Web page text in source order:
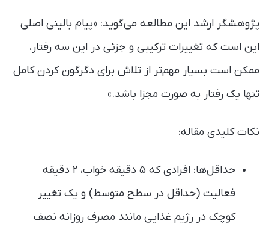
پژوهشگر ارشد این مطالعه می‌گوید: «پیام بالینی اصلی
این است که تغییرات ترکیبی و جزئی در این سه رفتار،
ممکن است بسیار مهم‌تر از تلاش برای دگرگون کردن کامل
تنها یک رفتار به صورت مجزا باشد.»
نکات کلیدی مقاله:
حداقل‌ها: افرادی که ۵ دقیقه خواب، ۲ دقیقه
فعالیت (حداقل در سطح متوسط) و یک تغییر
کوچک در رژیم غذایی مانند مصرف روزانه نصف